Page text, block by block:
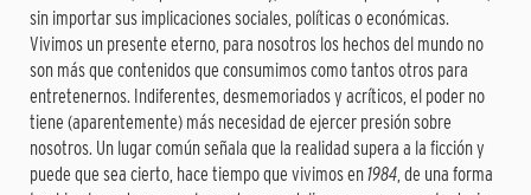
sin importar sus implicaciones sociales, políticas o económicas.
Vivimos un presente eterno, para nosotros los hechos del mundo no
son más que contenidos que consumimos como tantos otros para
entretenernos. Indiferentes, desmemoriados y acríticos, el poder no
tiene (aparentemente) más necesidad de ejercer presión sobre
nosotros. Un lugar común señala que la realidad supera a la ficción y
puede que sea cierto, hace tiempo que vivimos en1984, de una forma